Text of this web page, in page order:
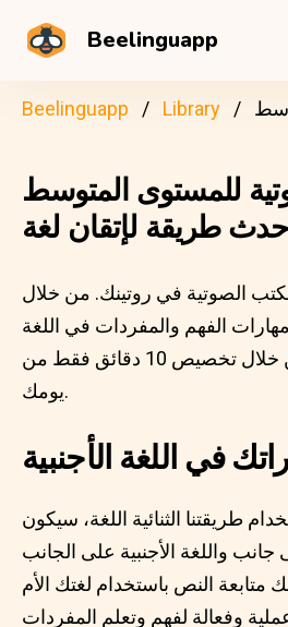
Beelinguapp
Beelinguapp Library
طريقة لإتقان لغة
الصوتية في روتينك. من خلال
الفهم والمفردات في اللغة
الأجنبية التي اخترتها من خلال تخصيص 10 دقائق فقط من
يومك.
في اللغة الأجنبية
طريقتنا الثنائية اللغة، سيكون
جانب واللغة الأجنبية على الجانب
متابعة النص باستخدام لغتك الأم
وفعالة لفهم وتعلم المفردات